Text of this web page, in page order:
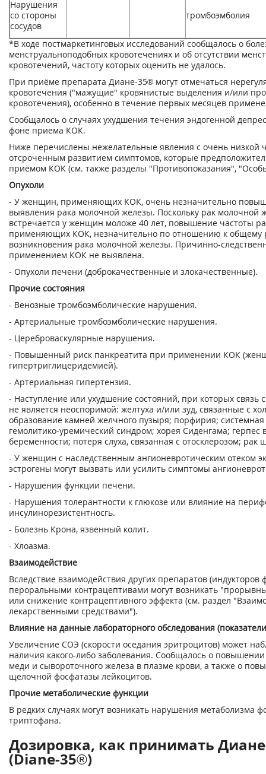
Нарушения
со стороны
сосудов
тромбоэмболия
*В ходе постмаркетинговых исследований сообщалось о
менструальноподобных кровотечениях и об отсутствии
кровотечений, частоту которых оценить не удалось.
При приёме препарата Диане-35® могут отмечаться
кровотечения ("мажущие" кровянистые выделения и/или
кровотечения), особенно в течение первых месяцев
Сообщалось о случаях ухудшения течения эндогенной
фоне приема КОК.
Ниже перечислены нежелательные явления с очень низкой
отсроченным развитием симптомов, которые
приёмом КОК (см. также разделы "Противопоказания",
Опухоли
- У женщин, применяющих КОК, очень незначительно
выявления рака молочной железы. Поскольку рак молочной
встречается у женщин моложе 40 лет, повышение частоты
применяющих КОК, незначительно по отношению к общему
возникновения рака молочной железы. Причинно-
применением КОК не выявлена.
- Опухоли печени (доброкачественные и злокачественные).
Прочие состояния
- Венозные тромбоэмболические нарушения.
- Артериальные тромбоэмболические нарушения.
- Цереброваскулярные нарушения.
- Повышенный риск панкреатита при применении КОК
гипертриглицеридемией).
- Артериальная гипертензия.
- Наступление или ухудшение состояний, при которых
не является неоспоримой: желтуха и/или зуд, связанные с
образование камней желчного пузыря; порфирия; системная
гемолитико-уремический синдром; хорея Сиденгама; герпес
беременности; потеря слуха, связанная с отосклерозом; рак
- У женщин с наследственным ангионевротическим отеком
эстрогены могут вызвать или усилить симптомы
- Нарушения функции печени.
- Нарушения толерантности к глюкозе или влияние на
инсулинорезистентносгь.
- Болезнь Крона, язвенный колит.
- Хлоазма.
Взаимодействие
Вследствие взаимодействия других препаратов (индукторов
пероральными контрацептивами могут возникать
или снижение контрацептивного эффекта (см. раздел
лекарственными средствами").
Влияние на данные лабораторного обследования
Увеличение СОЭ (скорости оседания эритроцитов) может
наличия какого-либо заболевания. Сообщалось о
меди и сывороточного железа в плазме крови, а также о
щелочной фосфатазы лейкоцитов.
Прочие метаболические функции
В редких случаях могут возникать нарушения метаболизма
триптофана.
Дозировка, как принимать
(Diane-35®)